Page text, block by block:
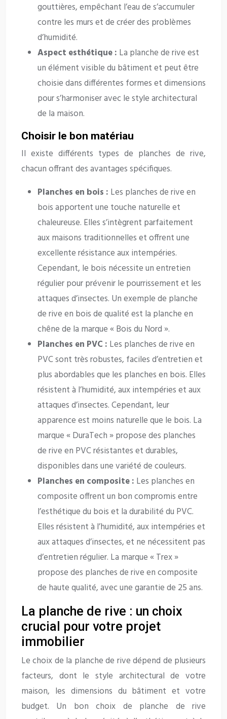
gouttières, empêchant l’eau de s’accumuler
contre les murs et de créer des problèmes
d’humidité.
Aspect esthétique : La planche de rive est
un élément visible du bâtiment et peut être
choisie dans différentes formes et dimensions
pour s’harmoniser avec le style architectural
de la maison.
Choisir le bon matériau
Il existe différents types de planches de rive,
chacun offrant des avantages spécifiques.
Planches en bois : Les planches de rive en
bois apportent une touche naturelle et
chaleureuse. Elles s’intègrent parfaitement
aux maisons traditionnelles et offrent une
excellente résistance aux intempéries.
Cependant, le bois nécessite un entretien
régulier pour prévenir le pourrissement et les
attaques d’insectes. Un exemple de planche
de rive en bois de qualité est la planche en
chêne de la marque « Bois du Nord ».
Planches en PVC : Les planches de rive en
PVC sont très robustes, faciles d’entretien et
plus abordables que les planches en bois. Elles
résistent à l’humidité, aux intempéries et aux
attaques d’insectes. Cependant, leur
apparence est moins naturelle que le bois. La
marque « DuraTech » propose des planches
de rive en PVC résistantes et durables,
disponibles dans une variété de couleurs.
Planches en composite : Les planches en
composite offrent un bon compromis entre
l’esthétique du bois et la durabilité du PVC.
Elles résistent à l’humidité, aux intempéries et
aux attaques d’insectes, et ne nécessitent pas
d’entretien régulier. La marque « Trex »
propose des planches de rive en composite
de haute qualité, avec une garantie de 25 ans.
La planche de rive : un choix
crucial pour votre projet
immobilier
Le choix de la planche de rive dépend de plusieurs
facteurs, dont le style architectural de votre
maison, les dimensions du bâtiment et votre
budget. Un bon choix de planche de rive